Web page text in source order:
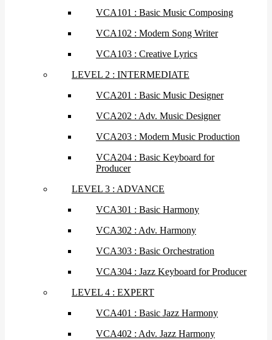
VCA101 : Basic Music Composing
VCA102 : Modern Song Writer
VCA103 : Creative Lyrics
LEVEL 2 : INTERMEDIATE
VCA201 : Basic Music Designer
VCA202 : Adv. Music Designer
VCA203 : Modern Music Production
VCA204 : Basic Keyboard for
Producer
LEVEL 3 : ADVANCE
VCA301 : Basic Harmony
VCA302 : Adv. Harmony
VCA303 : Basic Orchestration
VCA304 : Jazz Keyboard for Producer
LEVEL 4 : EXPERT
VCA401 : Basic Jazz Harmony
VCA402 : Adv. Jazz Harmony